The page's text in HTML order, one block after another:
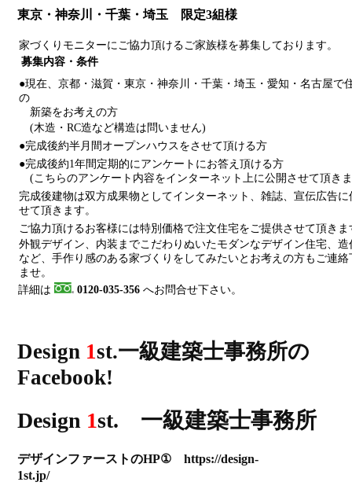
東京・神奈川・千葉・埼玉 限定3組様
家づくりモニターにご協力頂けるご家族様を募集しております。
募集内容・条件
●現在、京都・滋賀・東京・神奈川・千葉・埼玉・愛知・名古屋で
の
新築をお考えの方
(木造・RC造など構造は問いません)
●完成後約半月間オープンハウスをさせて頂ける方
●完成後約1年間定期的にアンケートにお答え頂ける方
(こちらのアンケート内容をインターネット上に公開させて頂き
完成後建物は双方成果物としてインターネット、雑誌、宣伝広告に
せて頂きます。
ご協力頂けるお客様には特別価格で注文住宅をご提供させて頂きま
外観デザイン、内装までこだわりぬいたモダンなデザイン住宅、造
など、手作り感のある家づくりをしてみたいとお考えの方もご連絡
ませ。
詳細は
0120-035-356 へお問合せ下さい。
Design 1st.一級建築士事務所の
Facebook!
Design 1st. 一級建築士事務所
デザインファーストのHP① https://design-
1st.jp/